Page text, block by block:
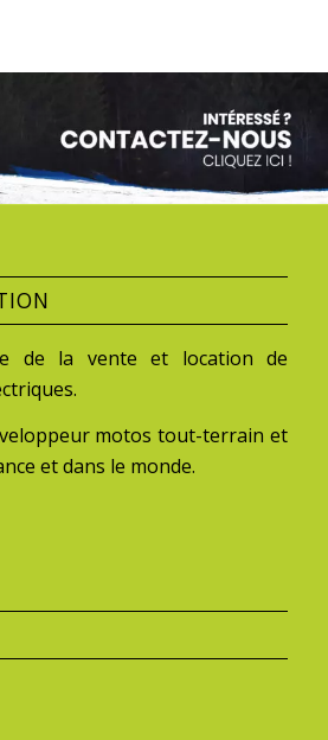
de la vente et location de
motos tout-terrain et
et dans le monde.